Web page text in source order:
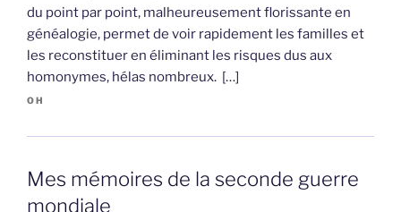
du point par point, malheureusement florissante en
généalogie, permet de voir rapidement les familles et
les reconstituer en éliminant les risques dus aux
homonymes, hélas nombreux. […]
OH
Mes mémoires de la seconde guerre
mondiale